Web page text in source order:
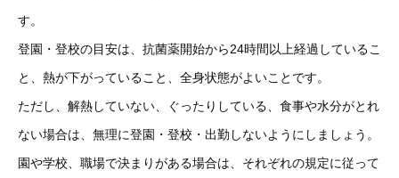
す。
登園・登校の目安は、抗菌薬開始から24時間以上経過しているこ
と、熱が下がっていること、全身状態がよいことです。
ただし、解熱していない、ぐったりしている、食事や水分がとれ
ない場合は、無理に登園・登校・出勤しないようにしましょう。
園や学校、職場で決まりがある場合は、それぞれの規定に従って